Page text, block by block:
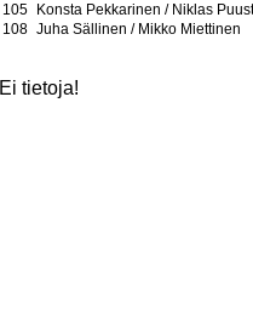
105
Konsta Pekkarinen / Niklas
108 Juha Sällinen / Mikko Miettinen
Ei tietoja!